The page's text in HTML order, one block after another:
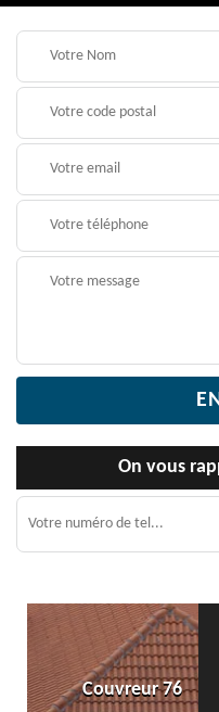
On vous
Démoussage de toiture
76